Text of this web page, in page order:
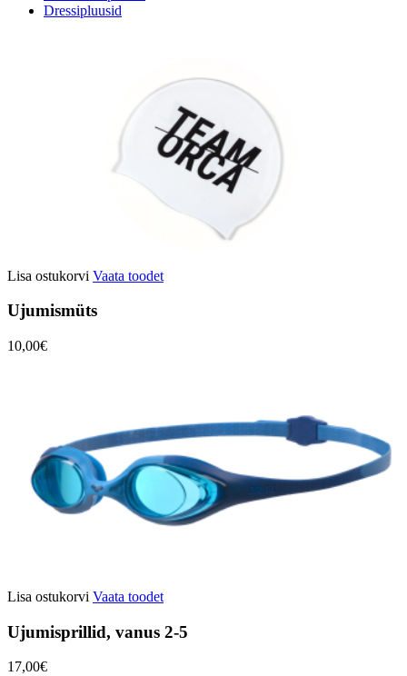
Dressipluusid
Lisa ostukorvi Vaata toodet
Ujumismüts
10,00€
Lisa ostukorvi Vaata toodet
Ujumisprillid, vanus 2-5
17,00€